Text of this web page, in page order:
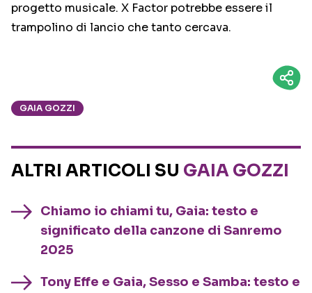
progetto musicale. X Factor potrebbe essere il
trampolino di lancio che tanto cercava.
GAIA GOZZI
ALTRI ARTICOLI SU GAIA GOZZI
Chiamo io chiami tu, Gaia: testo e
significato della canzone di Sanremo
2025
Tony Effe e Gaia, Sesso e Samba: testo e